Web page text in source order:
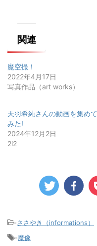
関連
魔空撮！
2022年4月17日
写真作品（art works）
天羽希純さんの動画を集めて
みた!
2024年12月2日
2i2
-ささやき（informations）
-魔像